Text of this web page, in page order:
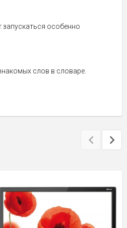
особенно
слов в словаре.